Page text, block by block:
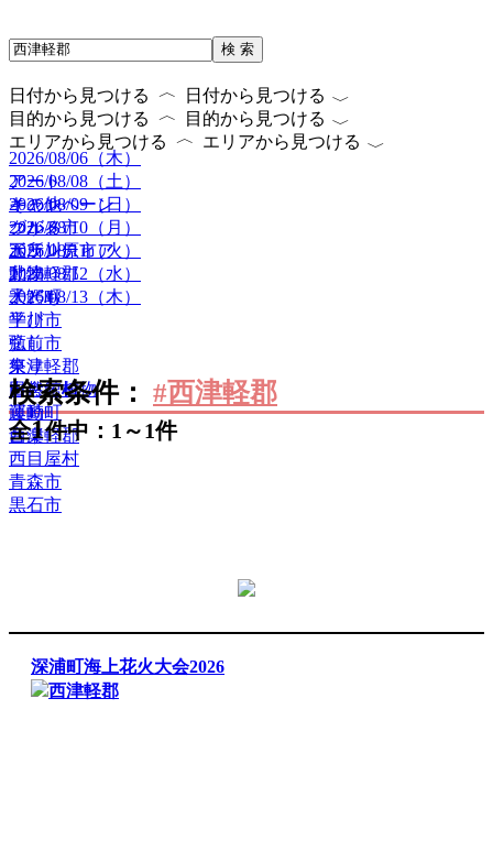
検 索
日付から見つける 〈 日付から見つける 〈
2026/08/06（木）
2026/08/08（土）
2026/08/09（日）
2026/08/10（月）
2026/08/11（火）
2026/08/12（水）
2026/08/13（木）
目的から見つける 〈 目的から見つける 〈
アート
キャンペーン
グルメ
ボランティア
動物
子ども
学び
癒し
祭り
自然・植物
運動
音楽
エリアから見つける 〈 エリアから見つける 〈
その他
つがる市
五所川原市
北津軽郡
大鰐町
平川市
弘前市
東津軽郡
田舎館村
藤崎町
西津軽郡
西目屋村
青森市
黒石市
検索条件： #西津軽郡
全1件中：1～1件
深浦町海上花火大会2026
西津軽郡